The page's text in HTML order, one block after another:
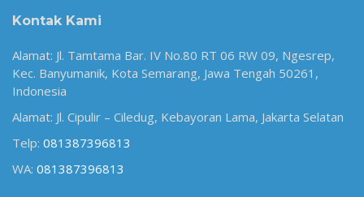
Kontak Kami
Alamat: Jl. Tamtama Bar. IV No.80 RT 06 RW 09, Ngesrep,
Kec. Banyumanik, Kota Semarang, Jawa Tengah 50261,
Indonesia
Alamat: Jl. Cipulir – Ciledug, Kebayoran Lama, Jakarta Selatan
Telp: 081387396813
WA: 081387396813